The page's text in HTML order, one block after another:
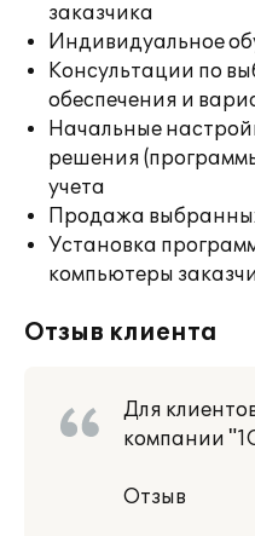
заказчика
Индивидуальное
Консультации по
обеспечения и
Начальные
решения
учета
Продажа
Установка
компьютеры
Отзыв клиента
Для
компании
Отзыв